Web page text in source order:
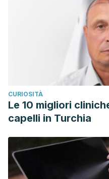
CURIOSITÀ
Le 10 migliori
capelli in Turchia